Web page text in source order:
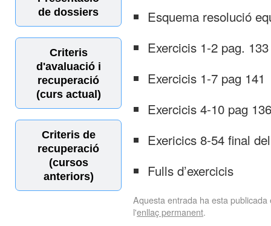
de dossiers
Criteris
d'avaluació i
recuperació
(curs actual)
Criteris de
recuperació
(cursos
anteriors)
Esquema resolució
Exercicis 1-2 pag. 133
Exercicis 1-7 pag 141
Exercicis 4-10 pag 136
Exericics 8-54 final
Fulls d’exercicis
Aquesta entrada ha esta
l'enllaç permanent.